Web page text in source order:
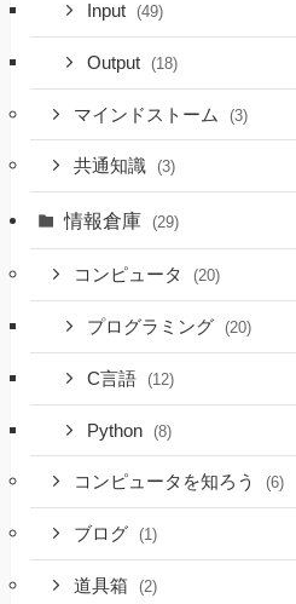
Input (49)
Output (18)
マインドストーム (3)
共通知識 (3)
情報倉庫 (29)
コンピュータ (20)
プログラミング (20)
C言語 (12)
Python (8)
コンピュータを知ろう (6)
ブログ (1)
道具箱 (2)